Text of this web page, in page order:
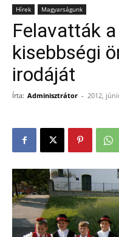
Hírek Magyarságunk
Felavatták
kisebbségi
irodáját
Írta: Adminisztrátor - 2012,